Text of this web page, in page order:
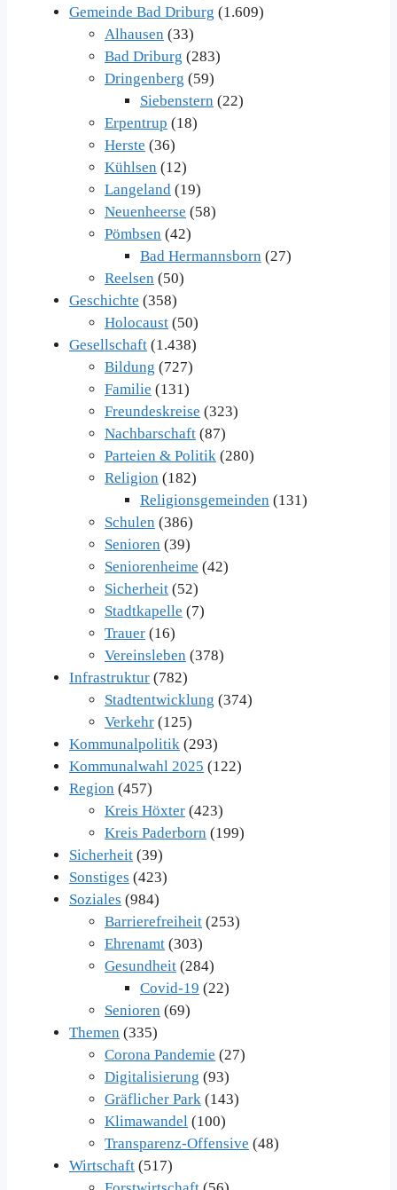
Gemeinde Bad Driburg (1.609)
Alhausen (33)
Bad Driburg (283)
Dringenberg (59)
Siebenstern (22)
Erpentrup (18)
Herste (36)
Kühlsen (12)
Langeland (19)
Neuenheerse (58)
Pömbsen (42)
Bad Hermannsborn (27)
Reelsen (50)
Geschichte (358)
Holocaust (50)
Gesellschaft (1.438)
Bildung (727)
Familie (131)
Freundeskreise (323)
Nachbarschaft (87)
Parteien & Politik (280)
Religion (182)
Religionsgemeinden (131)
Schulen (386)
Senioren (39)
Seniorenheime (42)
Sicherheit (52)
Stadtkapelle (7)
Trauer (16)
Vereinsleben (378)
Infrastruktur (782)
Stadtentwicklung (374)
Verkehr (125)
Kommunalpolitik (293)
Kommunalwahl 2025 (122)
Region (457)
Kreis Höxter (423)
Kreis Paderborn (199)
Sicherheit (39)
Sonstiges (423)
Soziales (984)
Barrierefreiheit (253)
Ehrenamt (303)
Gesundheit (284)
Covid-19 (22)
Senioren (69)
Themen (335)
Corona Pandemie (27)
Digitalisierung (93)
Gräflicher Park (143)
Klimawandel (100)
Transparenz-Offensive (48)
Wirtschaft (517)